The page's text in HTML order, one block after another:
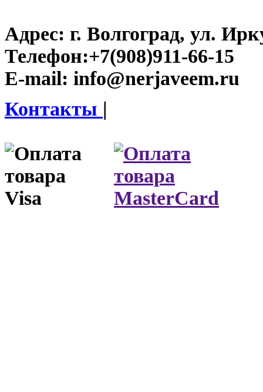
Адрес: г. Волгоград, ул.
Телефон:+7(908)911-66-15
E-mail: info@nerjaveem.ru
Контакты |